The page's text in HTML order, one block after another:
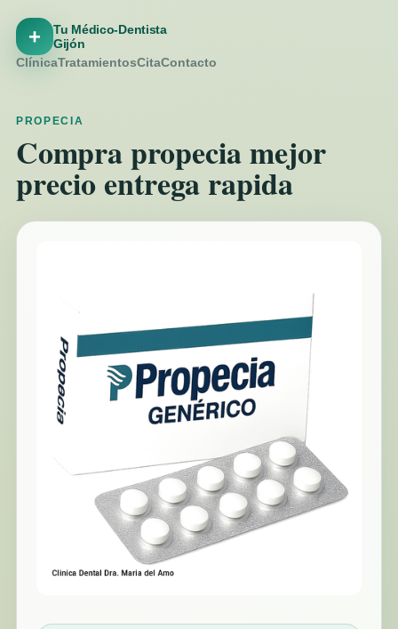
+
Tu Médico-Dentista
Gijón
ClínicaTratamientosCitaContacto
PROPECIA
Compra propecia mejor
precio entrega rapida